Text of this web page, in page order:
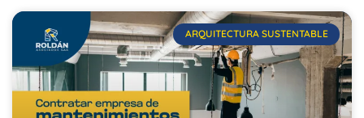
ARQUITECTURA SUSTENTABLE